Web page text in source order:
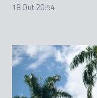
18 Out 20:54